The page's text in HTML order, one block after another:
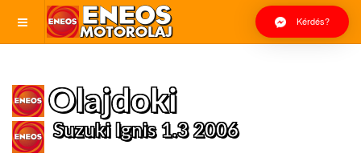
Kérdés?
Olajdoki
Suzuki Ignis 1.3 2006